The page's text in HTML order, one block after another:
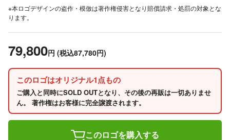
※本ロゴデザインの盗作・模倣は著作権侵害となり賠償請求・処罰の対象とな
ります。
79,800円 (税込87,780円)
このロゴはオリジナル1点もの
ご購入と同時にSOLD OUTとなり、その後の再販は一切ありませ
ん。 著作権はお客様に完全譲渡されます。
このロゴを購入する